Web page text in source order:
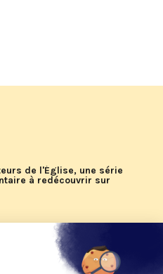
de l'Église, une série
à redécouvrir sur
d'été 2026 de KTO